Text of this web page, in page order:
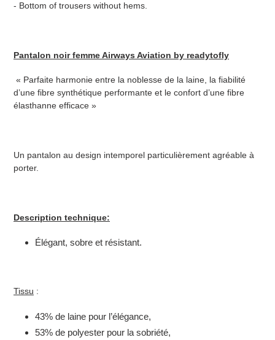
- Bottom of trousers without hems.
Pantalon noir femme Airways Aviation by readytofly
« Parfaite harmonie entre la noblesse de la laine, la fiabilité
d’une fibre synthétique performante et le confort d’une fibre
élasthanne efficace »
Un pantalon au design intemporel particulièrement agréable à
porter.
Description technique:
Élégant, sobre et résistant.
Tissu :
43% de laine pour l’élégance,
53% de polyester pour la sobriété,